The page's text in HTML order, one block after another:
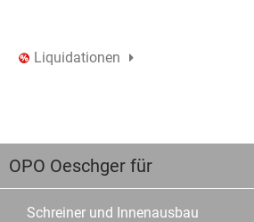
Liquidationen
OPO Oeschger für
Schreiner und Innenausbau